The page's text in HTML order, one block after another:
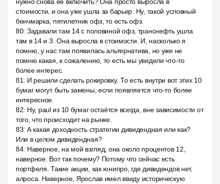
стоимости, и она уже ушла за барьер. Ну, такой условный
бенчмарка, пятилетник офз, то есть офз.
80: Задавали там 14 с половиной офз, транснефть ушла
там в 14 и 3. Она выросла в стоимости. И, насколько я
помню, у нас там появилась альтернатива, но уже не
помню какая, к сожалению, то есть мы увидели что-то
более интерес.
81: И решили сделать рокировку. То есть внутри вот этих 10
бумаг могут быть замены, если появляется что-то более
интересное.
82: Ну, paul из 10 бумаг остаётся всегда, вне зависимости от
того, что происходит на рынке.
83: А какая доходность стратегии дивидендная или как?
Или в целом дивидендная?
84: Наверное, на мой взгляд, она около процентов 12,
наверное. Вот так почему? Потому что сейчас есть
портфеля. Такие акции, как юнипро, где дивидендов нет,
алроса. Наверное, Ярослав имел ввиду историческую